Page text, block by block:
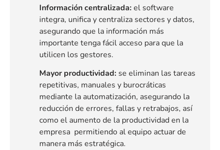
Información centralizada:el software
integra, unifica y centraliza sectores y datos,
asegurando que la información más
importante tenga fácil acceso para que la
utilicen los gestores.
Mayor productividad: se eliminan las tareas
repetitivas, manuales y burocráticas
mediante la automatización, asegurando la
reducción de errores, fallas y retrabajos, así
como el aumento de la productividad en la
empresa permitiendo al equipo actuar de
manera más estratégica.